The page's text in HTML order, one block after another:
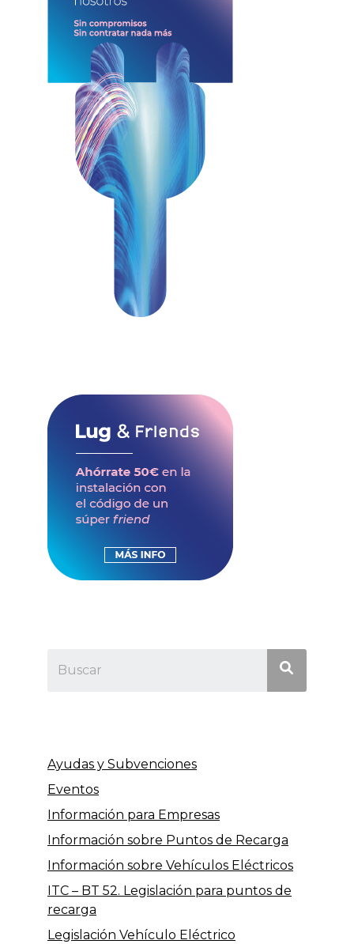
Ayudas y Subvenciones
Eventos
Información para Empresas
Información sobre Puntos de Recarga
Información sobre Vehículos Eléctricos
ITC – BT 52. Legislación para puntos de
recarga
Legislación Vehículo Eléctrico